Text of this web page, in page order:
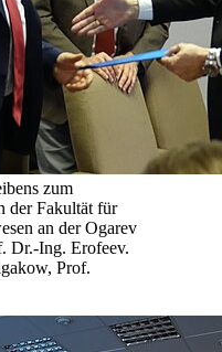
zum
der Fakultät für
an der Ogarev
Dr.-Ing. Erofeev.
Prof.